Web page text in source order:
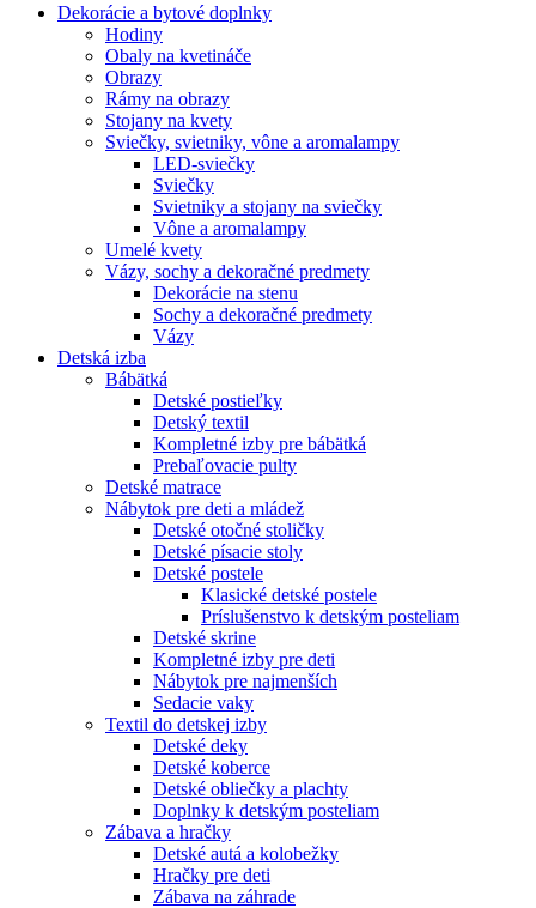
Dekorácie a bytové doplnky
Hodiny
Obaly na kvetináče
Obrazy
Rámy na obrazy
Stojany na kvety
Sviečky, svietniky, vône a aromalampy
LED-sviečky
Sviečky
Svietniky a stojany na sviečky
Vône a aromalampy
Umelé kvety
Vázy, sochy a dekoračné predmety
Dekorácie na stenu
Sochy a dekoračné predmety
Vázy
Detská izba
Bábätká
Detské postieľky
Detský textil
Kompletné izby pre bábätká
Prebaľovacie pulty
Detské matrace
Nábytok pre deti a mládež
Detské otočné stoličky
Detské písacie stoly
Detské postele
Klasické detské postele
Príslušenstvo k detským posteliam
Detské skrine
Kompletné izby pre deti
Nábytok pre najmenších
Sedacie vaky
Textil do detskej izby
Detské deky
Detské koberce
Detské obliečky a plachty
Doplnky k detským posteliam
Zábava a hračky
Detské autá a kolobežky
Hračky pre deti
Zábava na záhrade